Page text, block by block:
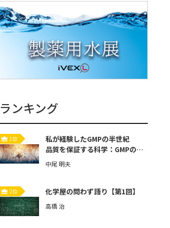
ランキング
1位
私が経験したGMPの半世紀
品質を保証する科学：GMPの歴
史と本質【第3回】
中尾 明夫
2位 化学屋の問わず語り【第1回】
高橋 治